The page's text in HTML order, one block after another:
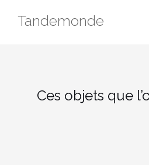
Tandemonde
Ces objets que